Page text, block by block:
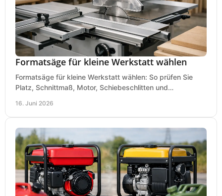
Formatsäge für kleine Werkstatt wählen
Formatsäge für kleine Werkstatt wählen: So prüfen Sie
Platz, Schnittmaß, Motor, Schiebeschlitten und
16. Juni 2026